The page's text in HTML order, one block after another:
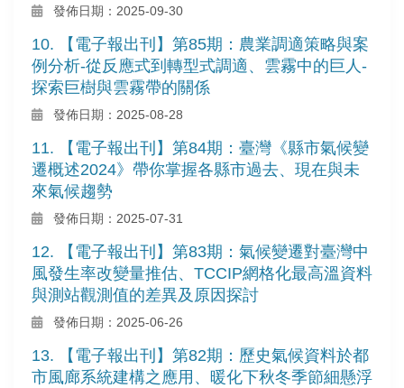
發佈日期：2025-09-30
10. 【電子報出刊】第85期：農業調適策略與案
例分析-從反應式到轉型式調適、雲霧中的巨人-
探索巨樹與雲霧帶的關係
發佈日期：2025-08-28
11. 【電子報出刊】第84期：臺灣《縣市氣候變
遷概述2024》帶你掌握各縣市過去、現在與未
來氣候趨勢
發佈日期：2025-07-31
12. 【電子報出刊】第83期：氣候變遷對臺灣中
風發生率改變量推估、TCCIP網格化最高溫資料
與測站觀測值的差異及原因探討
發佈日期：2025-06-26
13. 【電子報出刊】第82期：歷史氣候資料於都
市風廊系統建構之應用、暖化下秋冬季節細懸浮